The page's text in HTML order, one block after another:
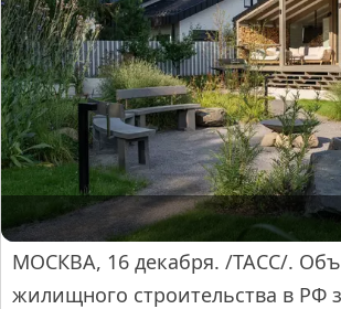
МОСКВА, 16 декабря. /ТАСС/.
жилищного строительства в РФ